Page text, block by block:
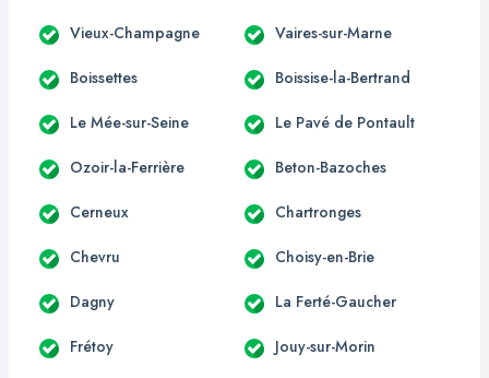
Vieux-Champagne Vaires-sur-Marne
Boissettes Boissise-la-Bertrand
Le Mée-sur-Seine Le Pavé de Pontault
Ozoir-la-Ferrière Beton-Bazoches
Cerneux Chartronges
Chevru Choisy-en-Brie
Dagny La Ferté-Gaucher
Frétoy Jouy-sur-Morin